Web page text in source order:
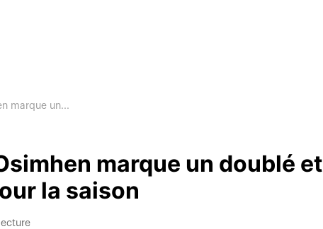
marque un...
marque un doublé et
la saison